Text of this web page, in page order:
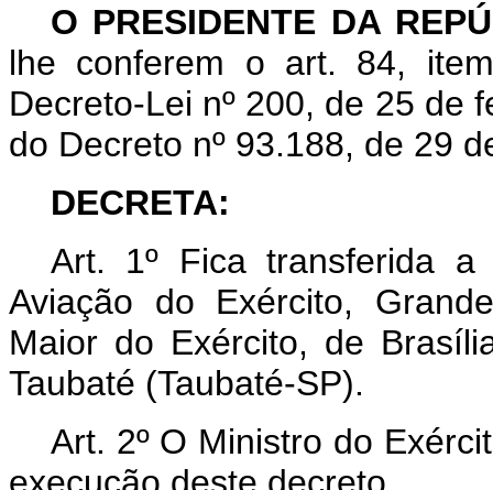
O PRESIDENTE DA
lhe conferem o art. 84,
Decreto-Lei nº 200, de 25 de
do Decreto nº 93.188, de 29
DECRETA:
Art. 1º Fica transferida
Aviação do Exército,
Maior do Exército, de
Taubaté (Taubaté-SP).
Art. 2º O Ministro do